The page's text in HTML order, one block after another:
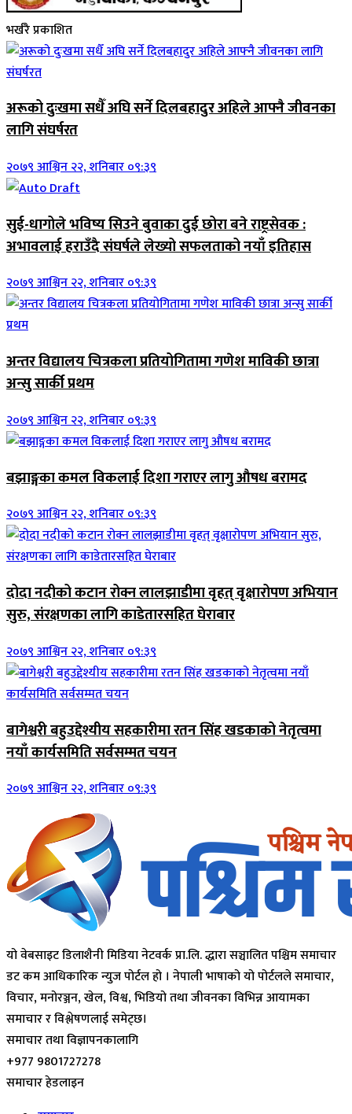
भर्खरै प्रकाशित
अरूको दुःखमा सधैँ अघि सर्ने दिलबहादुर अहिले आफ्नै जीवनका
लागि संघर्षरत
२०७९ आश्विन २२, शनिबार ०९:३९
सुई-धागोले भविष्य सिउने बुवाका दुई छोरा बने राष्ट्रसेवक :
अभावलाई हराउँदै संघर्षले लेख्यो सफलताको नयाँ इतिहास
२०७९ आश्विन २२, शनिबार ०९:३९
अन्तर विद्यालय चित्रकला प्रतियोगितामा गणेश माविकी छात्रा
अन्सु सार्की प्रथम
२०७९ आश्विन २२, शनिबार ०९:३९
बझाङ्गका कमल विकलाई दिशा गराएर लागु औषध बरामद
२०७९ आश्विन २२, शनिबार ०९:३९
दोदा नदीको कटान रोक्न लालझाडीमा वृहत् वृक्षारोपण अभियान
सुरु, संरक्षणका लागि काडेतारसहित घेराबार
२०७९ आश्विन २२, शनिबार ०९:३९
बागेश्वरी बहुउद्देश्यीय सहकारीमा रतन सिंह खडकाको नेतृत्वमा
नयाँ कार्यसमिति सर्वसम्मत चयन
२०७९ आश्विन २२, शनिबार ०९:३९
यो वेबसाइट डिलाशैनी मिडिया नेटवर्क प्रा.लि. द्धारा सञ्चालित पश्चिम समाचार
डट कम आधिकारिक न्युज पोर्टल हो । नेपाली भाषाको यो पोर्टलले समाचार,
विचार, मनोरञ्जन, खेल, विश्व, भिडियो तथा जीवनका विभिन्न आयामका
समाचार र विश्लेषणलाई समेट्छ।
समाचार तथा विज्ञापनकालागि
+977 9801727278
समाचार हेडलाइन